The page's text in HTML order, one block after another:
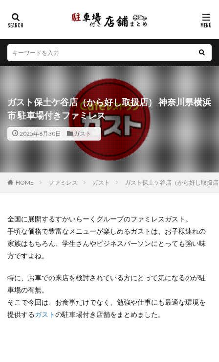
ガスト保土ケ谷店（から好し取扱店） 神奈川県横浜
市 駐車場付きファミレス
2025年6月30日 ガスト
HOME ファミレス ガスト ガスト保土ケ谷店（から好し取扱
全国に展開するすかいらーくグループのファミレスガスト。
手頃な価格で豊富なメニューが楽しめるガストは、お子様連れの
家族はもちろん、学生さんやビジネスパーソンにとっても強い味
方ですよね。
特に、お車での来店を検討されている方にとって気になるのが駐
車場の有無。
そこで今回は、お食事だけでなく、勉強や仕事にも最適な環境を
提供するガストの駐車場付き店舗をまとめました。
カテゴリー
エリア
北海道 青森県 岩手県 宮城県
秋田県
山形県
福島県 茨城県 栃木県
群馬県
埼玉県
千葉県 東京都 神奈川県
新潟県
山梨県
長野県 富山県 石川県
福井県
岐阜県
静岡県 愛知県 三重県
滋賀県
京都府
大阪府 兵庫県 奈良県
和歌山県
鳥取県
島根県 岡山県 広島県
山口県
徳島県
香川県 愛媛県 高知県
福岡県
佐賀県
長崎県 熊本県 大分県
宮崎県
検索